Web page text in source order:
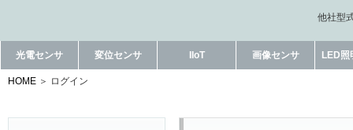
他社型
光電センサ 変位センサ IIoT 画像センサ LED照
HOME ログイン